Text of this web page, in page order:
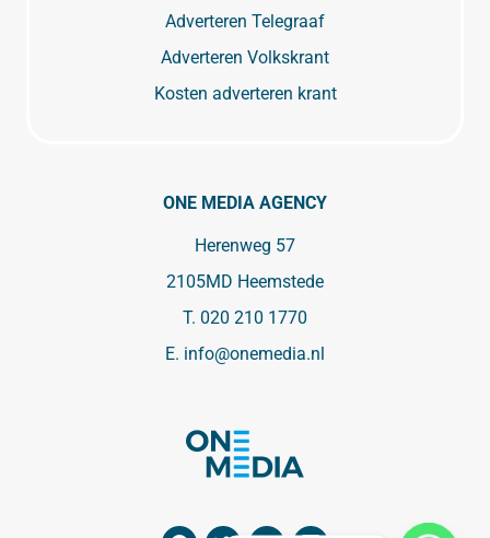
Adverteren Telegraaf
Adverteren Volkskrant
Kosten adverteren krant
ONE MEDIA AGENCY
Herenweg 57
2105MD Heemstede
T. 020 210 1770
E. info@onemedia.nl